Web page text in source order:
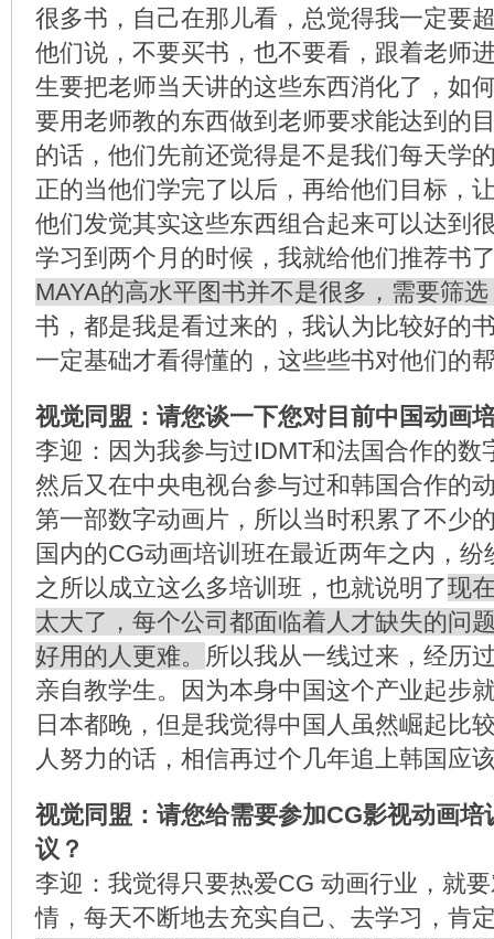
很多书，自己在那儿看，总觉得我一定要
他们说，不要买书，也不要看，跟着老师
生要把老师当天讲的这些东西消化了，如
要用老师教的东西做到老师要求能达到的
的话，他们先前还觉得是不是我们每天学
正的当他们学完了以后，再给他们目标，
他们发觉其实这些东西组合起来可以达到
学习到两个月的时候，我就给他们推荐书
MAYA的高水平图书并不是很多，需要筛选
书，都是我是看过来的，我认为比较好的
一定基础才看得懂的，这些些书对他们的
视觉同盟：请您谈一下您对目前中国动画
李迎：因为我参与过IDMT和法国合作的数
然后又在中央电视台参与过和韩国合作的
第一部数字动画片，所以当时积累了不少
国内的CG动画培训班在最近两年之内，
之所以成立这么多培训班，也就说明了现
太大了，每个公司都面临着人才缺失的问
好用的人更难。 所以我从一线过来，经历
亲自教学生。因为本身中国这个产业起步
日本都晚，但是我觉得中国人虽然崛起比
人努力的话，相信再过个几年追上韩国应
视觉同盟：请您给需要参加CG影视动画培
议？
李迎：我觉得只要热爱CG 动画行业，就
情，每天不断地去充实自己、去学习，肯